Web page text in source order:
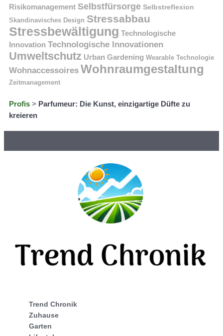
Risikomanagement Selbstfürsorge Selbstreflexion
Skandinavisches Design Stressabbau
Stressbewältigung Technologische
Innovation Technologische Innovationen
Umweltschutz Urban Gardening Wearable Technologie
Wohnaccessoires Wohnraumgestaltung
Zeitmanagement
Profis > Parfumeur: Die Kunst, einzigartige Düfte zu
kreieren
Trend Chronik
Zuhause
Garten